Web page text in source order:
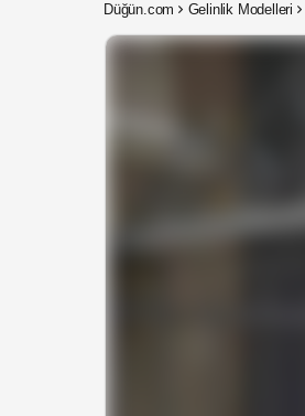
Düğün.com Gelinlik Modelleri